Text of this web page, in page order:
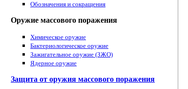
Обозначения и сокращения
Оружие массового поражения
Химическое оружие
Бактериологическое оружие
Зажигательное оружие (ЗЖО)
Ядерное оружие
Защита от оружия массового поражения